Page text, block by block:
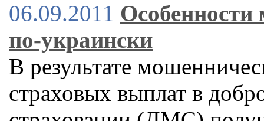
06.09.2011 Особенности
по-украински
В результате
страховых выплат в